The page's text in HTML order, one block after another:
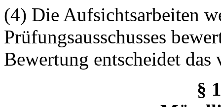
(4) Die Aufsichtsarbeiten
Prüfungsausschusses
Bewertung entscheidet
§